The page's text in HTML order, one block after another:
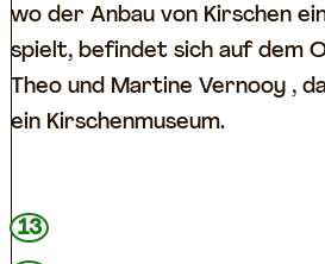
g
wo der Anbau von Kirschen
spielt, befindet sich auf dem
Theo und Martine Vernooy ,
ein Kirschenmuseum.
K
13